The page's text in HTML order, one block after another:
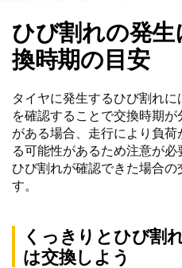
ひび割れの発
換時期の目安
タイヤに発生するひび割れ
を確認することで交換時期
がある場合、走行により負
る可能性があるため注意が
ひび割れが確認できた場合の
す。
くっきりとひび割
は交換しよう